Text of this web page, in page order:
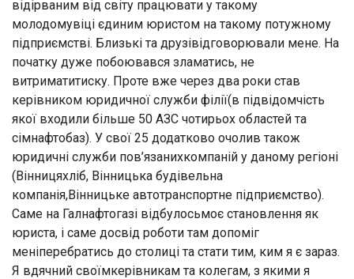
відірваним від світу працювати у такому
молодомувіці єдиним юристом на такому потужному
підприємстві. Близькі та друзівідговорювали мене. На
початку дуже побоювався зламатись, не
витриматитиску. Проте вже через два роки став
керівником юридичної служби філії(в підвідомчість
якої входили більше 50 АЗС чотирьох областей та
сімнафтобаз). У свої 25 додатково очолив також
юридичні служби пов’язанихкомпаній у даному регіоні
(Вінницяхліб, Вінницька будівельна
компанія,Вінницьке автотранспортне підприємство).
Саме на Галнафтогазі відбулосьмоє становлення як
юриста, і саме досвід роботи там допоміг
меніперебратись до столиці та стати тим, ким я є зараз.
Я вдячний своїмкерівникам та колегам, з якими я